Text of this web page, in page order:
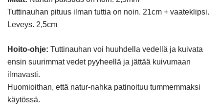
Tuttinauhan pituus ilman tuttia on noin. 21cm + vaateklipsi.
Leveys. 2,5cm
Hoito-ohje: Tuttinauhan voi huuhdella vedellä ja kuivata
ensin suurimmat vedet pyyheellä ja jättää kuivumaan
ilmavasti.
Huomioithan, että natur-nahka patinoituu tummemmaksi
käytössä.